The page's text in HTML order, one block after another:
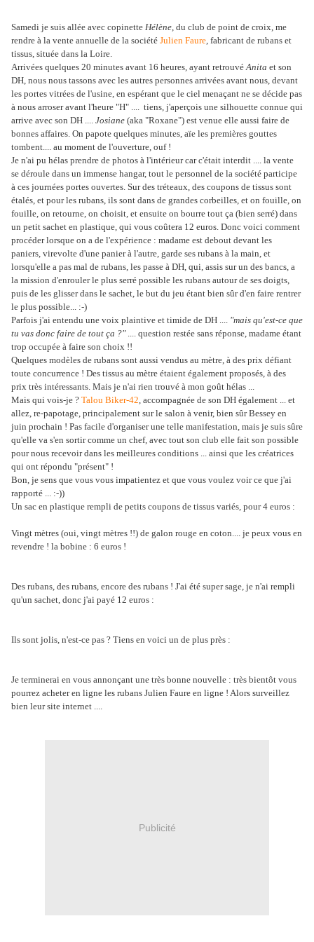
Samedi je suis allée avec copinette Hélène, du club de point de croix, me
rendre à la vente annuelle de la société Julien Faure, fabricant de rubans et
tissus, située dans la Loire.
Arrivées quelques 20 minutes avant 16 heures, ayant retrouvéAnita et son
DH, nous nous tassons avec les autres personnes arrivées avant nous, devant
les portes vitrées de l'usine, en espérant que le ciel menaçant ne se décide pas
à nous arroser avant l'heure "H" .... tiens, j'aperçois une silhouette connue qui
arrive avec son DH .... Josiane (aka "Roxane") est venue elle aussi faire de
bonnes affaires. On papote quelques minutes, aïe les premières gouttes
tombent.... au moment de l'ouverture, ouf !
Je n'ai pu hélas prendre de photos à l'intérieur car c'était interdit .... la vente
se déroule dans un immense hangar, tout le personnel de la société participe
à ces journées portes ouvertes. Sur des tréteaux, des coupons de tissus sont
étalés, et pour les rubans, ils sont dans de grandes corbeilles, et on fouille, on
fouille, on retourne, on choisit, et ensuite on bourre tout ça (bien serré) dans
un petit sachet en plastique, qui vous coûtera 12 euros. Donc voici comment
procéder lorsque on a de l'expérience : madame est debout devant les
paniers, virevolte d'une panier à l'autre, garde ses rubans à la main, et
lorsqu'elle a pas mal de rubans, les passe à DH, qui, assis sur un des bancs, a
la mission d'enrouler le plus serré possible les rubans autour de ses doigts,
puis de les glisser dans le sachet, le but du jeu étant bien sûr d'en faire rentrer
le plus possible... :-)
Parfois j'ai entendu une voix plaintive et timide de DH .... "mais qu'est-ce que
tu vas donc faire de tout ça ?".... question restée sans réponse, madame étant
trop occupée à faire son choix !!
Quelques modèles de rubans sont aussi vendus au mètre, à des prix défiant
toute concurrence ! Des tissus au mètre étaient également proposés, à des
prix très intéressants. Mais je n'ai rien trouvé à mon goût hélas ...
Mais qui vois-je ? Talou Biker-42, accompagnée de son DH également ... et
allez, re-papotage, principalement sur le salon à venir, bien sûr Bessey en
juin prochain ! Pas facile d'organiser une telle manifestation, mais je suis sûre
qu'elle va s'en sortir comme un chef, avec tout son club elle fait son possible
pour nous recevoir dans les meilleures conditions ... ainsi que les créatrices
qui ont répondu "présent" !
Bon, je sens que vous vous impatientez et que vous voulez voir ce que j'ai
rapporté ... :-))
Un sac en plastique rempli de petits coupons de tissus variés, pour 4 euros :
Vingt mètres (oui, vingt mètres !!) de galon rouge en coton.... je peux vous en
revendre ! la bobine : 6 euros !
Des rubans, des rubans, encore des rubans ! J'ai été super sage, je n'ai rempli
qu'un sachet, donc j'ai payé 12 euros :
Ils sont jolis, n'est-ce pas ? Tiens en voici un de plus près :
Je terminerai en vous annonçant une très bonne nouvelle : très bientôt vous
pourrez acheter en ligne les rubans Julien Faure en ligne ! Alors surveillez
bien leur site internet ....
Publicité